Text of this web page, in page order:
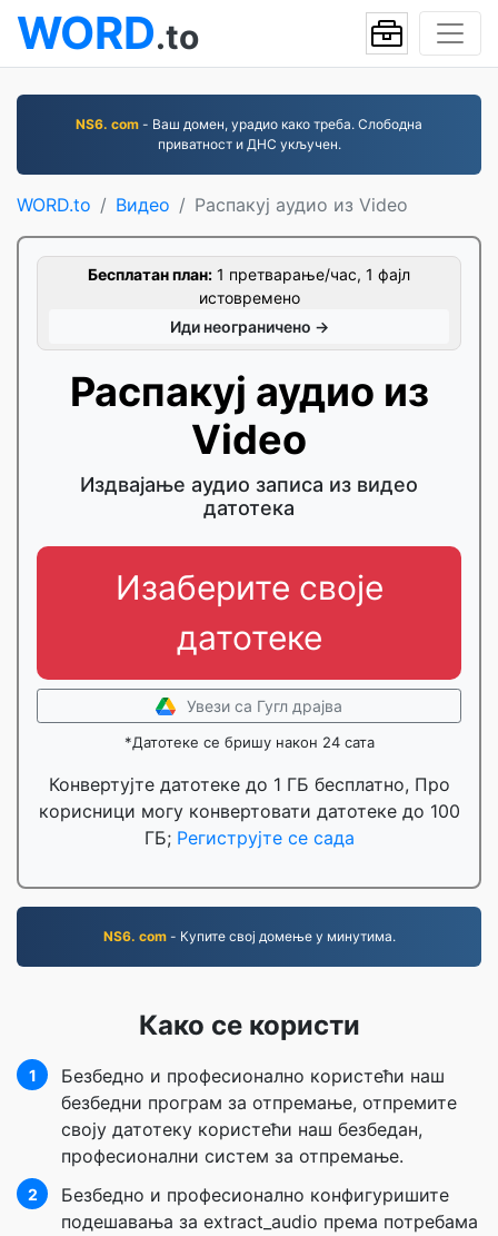
WORD.to
NS6. com - Ваш домен, урадио како треба. Слободна
приватност и ДНС укључен.
WORD.to Видео Распакуј аудио из Video
Бесплатан план: 1 претварање/час, 1 фајл
истовремено
Иди неограничено →
Распакуј аудио из
Video
Издвајање аудио записа из видео
датотека
Изаберите своје
датотеке
Увези са Гугл драјва
*Датотеке се бришу након 24 сата
Конвертујте датотеке до 1 ГБ бесплатно, Про
корисници могу конвертовати датотеке до 100
ГБ; Региструјте се сада
NS6. com- Купите свој домење у минутима.
Како се користи
1
Безбедно и професионално користећи наш
безбедни програм за отпремање, отпремите
своју датотеку користећи наш безбедан,
професионални систем за отпремање.
2
Безбедно и професионално конфигуришите
подешавања за extract_audio према потребама